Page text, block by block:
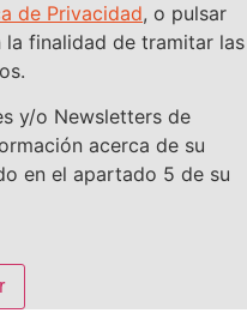
de Privacidad, o pulsar
finalidad de tramitar las
y/o Newsletters de
acerca de su
en el apartado 5 de su